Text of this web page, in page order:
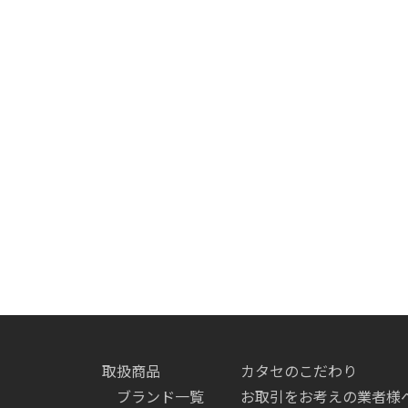
取扱商品
ブランド一覧
カタセのこだわり
お取引をお考えの業者様